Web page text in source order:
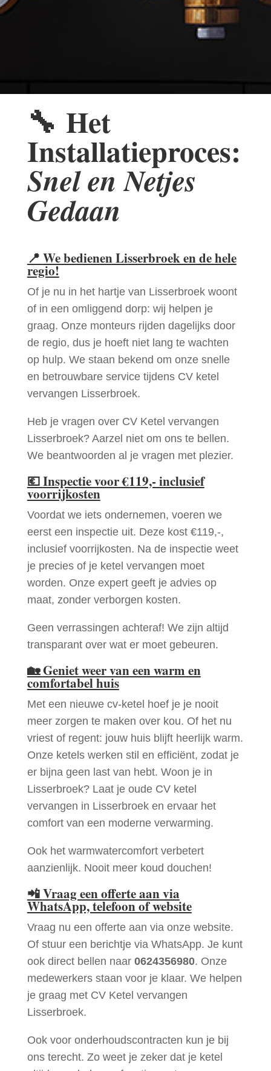
🔧 Het
Installatieproces:
Snel en Netjes
Gedaan
📍 We bedienen Lisserbroek en de hele
regio!
Of je nu in het hartje van Lisserbroek woont
of in een omliggend dorp: wij helpen je
graag. Onze monteurs rijden dagelijks door
de regio, dus je hoeft niet lang te wachten
op hulp. We staan bekend om onze snelle
en betrouwbare service tijdens CV ketel
vervangen Lisserbroek.
Heb je vragen over CV Ketel vervangen
Lisserbroek? Aarzel niet om ons te bellen.
We beantwoorden al je vragen met plezier.
💶Inspectie voor €119,- inclusief
voorrijkosten
Voordat we iets ondernemen, voeren we
eerst een inspectie uit. Deze kost €119,-,
inclusief voorrijkosten. Na de inspectie weet
je precies of je ketel vervangen moet
worden. Onze expert geeft je advies op
maat, zonder verborgen kosten.
Geen verrassingen achteraf! We zijn altijd
transparant over wat er moet gebeuren.
🏡Geniet weer van een warm en
comfortabel huis
Met een nieuwe cv-ketel hoef je je nooit
meer zorgen te maken over kou. Of het nu
vriest of regent: jouw huis blijft heerlijk warm.
Onze ketels werken stil en efficiënt, zodat je
er bijna geen last van hebt. Woon je in
Lisserbroek? Laat je oude CV ketel
vervangen in Lisserbroek en ervaar het
comfort van een moderne verwarming.
Ook het warmwatercomfort verbetert
aanzienlijk. Nooit meer koud douchen!
📲Vraag een offerte aan via
WhatsApp, telefoon of website
Vraag nu een offerte aan via onze website.
Of stuur een berichtje via WhatsApp. Je kunt
ook direct bellen naar 0624356980. Onze
medewerkers staan voor je klaar. We helpen
je graag met CV Ketel vervangen
Lisserbroek.
Ook voor onderhoudscontracten kun je bij
ons terecht. Zo weet je zeker dat je ketel